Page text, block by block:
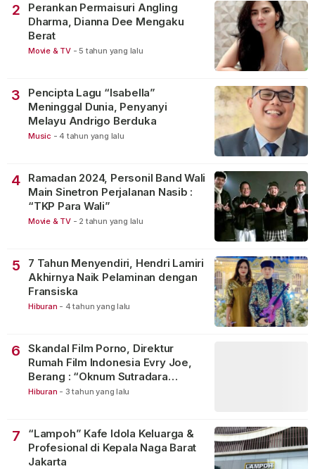
2
Perankan Permaisuri Angling
Dharma, Dianna Dee Mengaku
Berat
Movie & TV - 5 tahun yang lalu
3
Pencipta Lagu “Isabella”
Meninggal Dunia, Penyanyi
Melayu Andrigo Berduka
Music - 4 tahun yang lalu
4
Ramadan 2024, Personil Band Wali
Main Sinetron Perjalanan Nasib :
“TKP Para Wali”
Movie & TV - 2 tahun yang lalu
5
7 Tahun Menyendiri, Hendri Lamiri
Akhirnya Naik Pelaminan dengan
Fransiska
Hiburan - 4 tahun yang lalu
6
Skandal Film Porno, Direktur
Rumah Film Indonesia Evry Joe,
Berang : “Oknum Sutradara
Merusak Perfilman Indonesia”!
Hiburan - 3 tahun yang lalu
7
“Lampoh” Kafe Idola Keluarga &
Profesional di Kepala Naga Barat
Jakarta